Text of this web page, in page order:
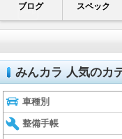
ブログ スペック
みんカラ 人気のカ
車種別
整備手帳